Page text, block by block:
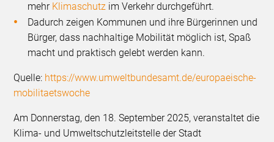
mehr ⁠ Klimaschutz ⁠ im Verkehr durchgeführt.
Dadurch zeigen Kommunen und ihre Bürgerinnen und
Bürger, dass nachhaltige Mobilität möglich ist, Spaß
macht und praktisch gelebt werden kann.
Quelle: https://www.umweltbundesamt.de/europaeische-
mobilitaetswoche
Am Donnerstag, den 18. September 2025, veranstaltet die
Klima- und Umweltschutzleitstelle der Stadt